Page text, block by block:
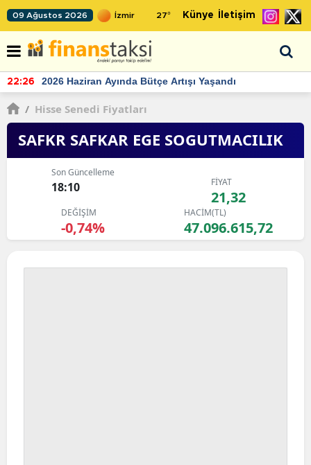
09 Ağustos 2026 27° Künye İletişim
22:24 TCMB'nin rezervlerinde artan momentum devam ediyor
/ Hisse Senedi Fiyatları
SAFKR SAFKAR EGE SOGUTMACILIK
Son Güncelleme
18:10 FİYAT
21,32
DEĞİŞİM
-0,74%
HACİM(TL)
47.096.615,72